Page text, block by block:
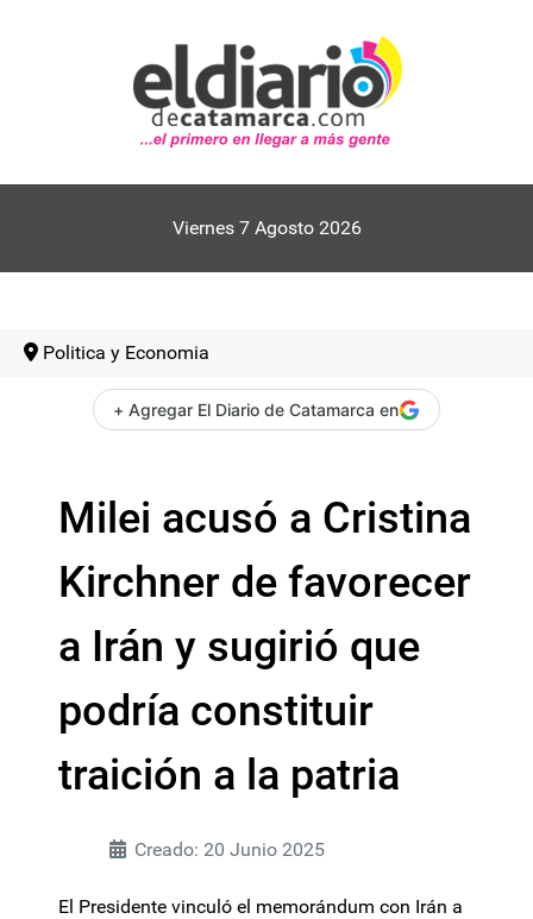
Viernes 7 Agosto 2026
Politica y Economia
+ Agregar El Diario de Catamarca en
Milei acusó a Cristina
Kirchner de favorecer
a Irán y sugirió que
podría constituir
traición a la patria
Creado: 20 Junio 2025
El Presidente vinculó el memorándum con Irán a